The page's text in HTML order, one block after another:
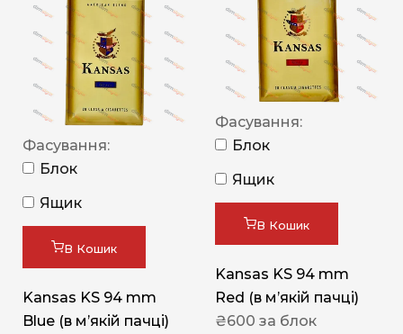
Фасування:
Блок
Ящик
В Кошик
Kansas KS 94 mm
Blue (в мʼякій пачці)
Фасування:
Блок
Ящик
В Кошик
Kansas KS 94 mm
Red (в мʼякій пачці)
₴600 за блок